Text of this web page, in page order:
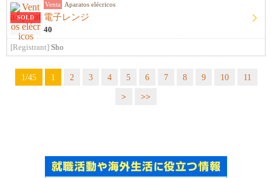
SOLD
Venta Aparatos elécricos
電子レンジ
40
[Registrant] Sho
1/45 1 2 3 4 5 6 7 8 9 10
11
>
>>